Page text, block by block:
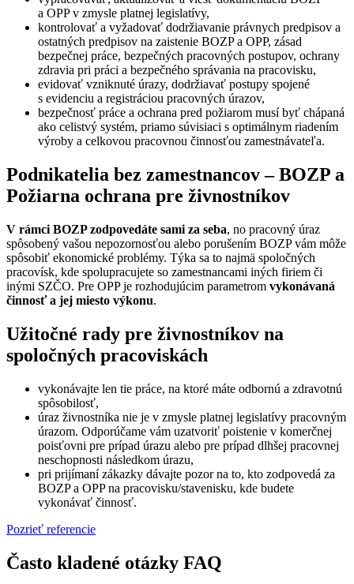
a OPP v zmysle platnej legislatívy,
kontrolovať a vyžadovať dodržiavanie právnych predpisov a
ostatných predpisov na zaistenie BOZP a OPP, zásad
bezpečnej práce, bezpečných pracovných postupov, ochrany
zdravia pri práci a bezpečného správania na pracovisku,
evidovať vzniknuté úrazy, dodržiavať postupy spojené
s evidenciu a registráciou pracovných úrazov,
bezpečnosť práce a ochrana pred požiarom musí byť chápaná
ako celistvý systém, priamo súvisiaci s optimálnym riadením
výroby a celkovou pracovnou činnosťou zamestnávateľa.
Podnikatelia bez zamestnancov – BOZP a
Požiarna ochrana pre živnostníkov
V rámci BOZP zodpovedáte sami za seba, no pracovný úraz
spôsobený vašou nepozornosťou alebo porušením BOZP vám môže
spôsobiť ekonomické problémy. Týka sa to najmä spoločných
pracovísk, kde spolupracujete so zamestnancami iných firiem či
inými SZČO. Pre OPP je rozhodujúcim parametrom vykonávaná
činnosť a jej miesto výkonu.
Užitočné rady pre živnostníkov na
spoločných pracoviskách
vykonávajte len tie práce, na ktoré máte odbornú a zdravotnú
spôsobilosť,
úraz živnostníka nie je v zmysle platnej legislatívy pracovným
úrazom. Odporúčame vám uzatvoriť poistenie v komerčnej
poisťovni pre prípad úrazu alebo pre prípad dlhšej pracovnej
neschopnosti následkom úrazu,
pri prijímaní zákazky dávajte pozor na to, kto zodpovedá za
BOZP a OPP na pracovisku/stavenisku, kde budete
vykonávať činnosť.
Pozrieť referencie
Často kladené otázky FAQ